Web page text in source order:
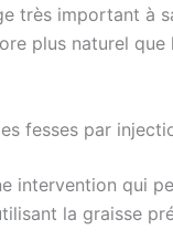
très important à
plus naturel
fesses par
intervention qui
la graisse